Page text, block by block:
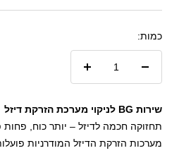
כמות:
שירות BG לניקוי מערכת הזרקת דיזל
תחזוקה חכמה לדיזל – יותר כוח, פחות
מערכות הזרקת הדיזל המודרניות